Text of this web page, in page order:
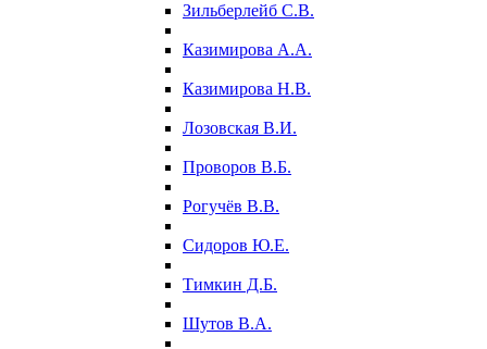
Зильберлейб С.В.
Казимирова А.А.
Казимирова Н.В.
Лозовская В.И.
Проворов В.Б.
Рогучёв В.В.
Сидоров Ю.Е.
Тимкин Д.Б.
Шутов В.А.